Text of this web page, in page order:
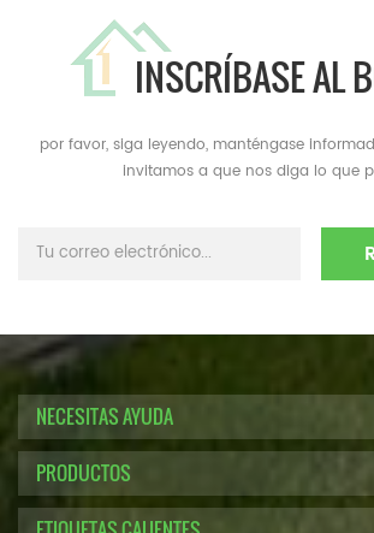
INSCRÍBASE AL
por favor, siga leyendo, manténgase
invitamos a que nos diga lo que
NECESITAS AYUDA
PRODUCTOS